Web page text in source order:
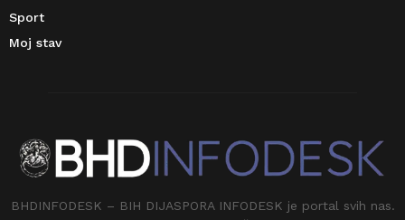
Sport
Moj stav
BHDINFODESK – BIH DIJASPORA INFODESK je portal svih nas.